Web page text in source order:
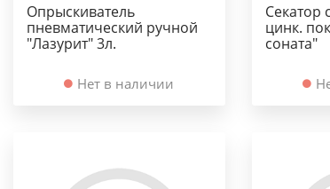
Опрыскиватель
пневматический ручной
"Лазурит" 3л.
Нет в наличии
Секатор
цинк.
соната"